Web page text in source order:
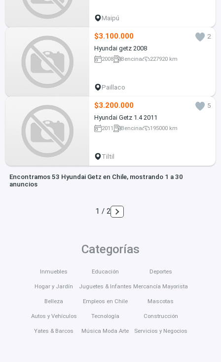
Maipú
$3.100.000
2
Hyundai getz 2008
2008 Bencina 227920 km
Paillaco
$3.200.000
5
Hyundai Getz 1.4 2011
2011 Bencina 195000 km
Tiltil
Encontramos 53 Hyundai Getz en Chile, mostrando 1 a 30
anuncios
1 / 2
Categorías
Inmuebles
Hogar y Jardín
Belleza
Autos y Vehículos
Yates & Barcos
Educación
Juguetes & Infantes
Empleos en Chile
Tecnología
Música Moda Arte
Deportes
Mercancía Mayorista
Mascotas
Construcción
Servicios y Negocios